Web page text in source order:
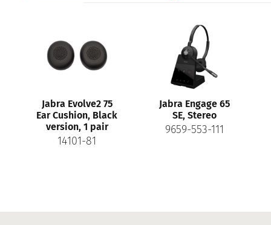
Jabra Evolve2 75
Ear Cushion, Black
version, 1 pair
14101-81
Jabra Engage 65
SE, Stereo
9659-553-111